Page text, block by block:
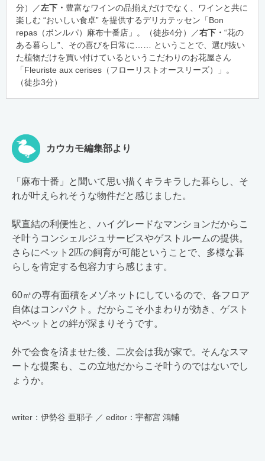
分）／左下・ 豊富なワインの品揃えだけでなく、ワインと共に
楽しむ “おいしい食卓” を提供するデリカテッセン「Bon
repas（ボンルパ）麻布十番店」。（徒歩4分）／右下・ “花の
ある暮らし”、その喜びを日常に…… ということで、選び抜い
た植物だけを買い付けているというこだわりのお花屋さん
「Fleuriste aux cerises（フローリストオースリーズ）」。
（徒歩3分）
カウカモ編集部より
「麻布十番」と聞いて思い描くキラキラした暮らし、そ
れが叶えられそうな物件だと感じました。
駅直結の利便性と、ハイグレードなマンションだからこ
そ叶うコンシェルジュサービスやゲストルームの提供。
さらにペット2匹の飼育が可能ということで、多様な暮
らしを肯定する包容力すら感じます。
60㎡の専有面積をメゾネットにしているので、各フロア
自体はコンパクト。だからこそ小まわりが効き、ゲスト
やペットとの絆が深まりそうです。
外で会食を済ませた後、二次会は我が家で。そんなスマ
ートな提案も、この立地だからこそ叶うのではないでし
ょうか。
writer：伊勢谷 亜耶子 ／ editor：宇都宮 鴻輔